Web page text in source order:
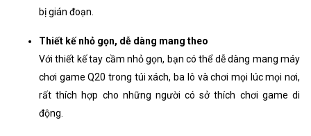
bị gián đoạn.
Thiết kế nhỏ gọn, dễ dàng mang theo
Với thiết kế tay cầm nhỏ gọn, bạn có thể dễ dàng mang máy
chơi game Q20 trong túi xách, ba lô và chơi mọi lúc mọi nơi,
rất thích hợp cho những người có sở thích chơi game di
động.